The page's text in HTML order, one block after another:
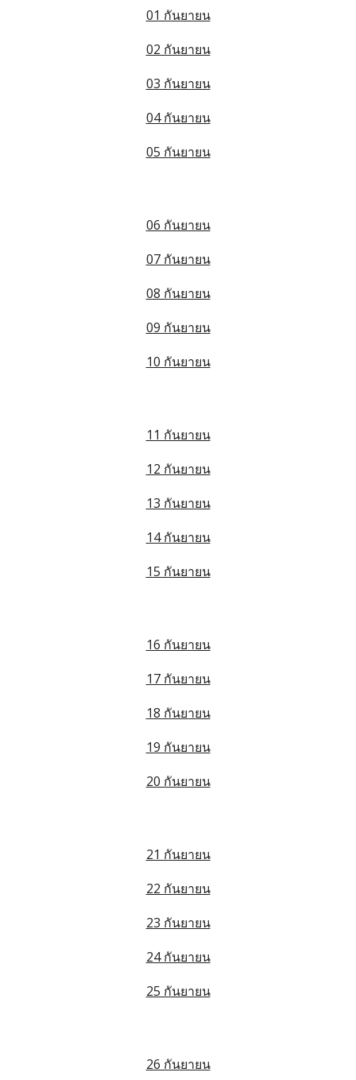
01 กันยายน
02 กันยายน
03 กันยายน
04 กันยายน
05 กันยายน
06 กันยายน
07 กันยายน
08 กันยายน
09 กันยายน
10 กันยายน
11 กันยายน
12 กันยายน
13 กันยายน
14 กันยายน
15 กันยายน
16 กันยายน
17 กันยายน
18 กันยายน
19 กันยายน
20 กันยายน
21 กันยายน
22 กันยายน
23 กันยายน
24 กันยายน
25 กันยายน
26 กันยายน